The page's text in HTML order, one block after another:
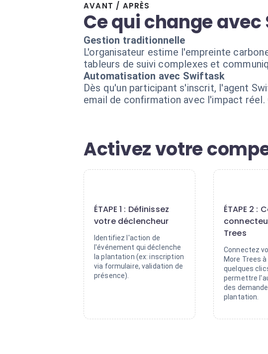
AVANT / APRÈS
Ce qui change
Gestion traditionnelle
L'organisateur estime l'empreinte
tableurs de suivi complexes et
Automatisation avec Swiftask
Dès qu'un participant s'inscrit, l'agent
email de confirmation avec l'impact
Activez votre
ÉTAPE 1 : Définissez
votre déclencheur
Identifiez l'action de
l'événement qui déclenche
la plantation (ex: inscription
via formulaire, validation de
présence).
ÉTAPE 2 :
Trees
Connectez
More Trees
quelques
permettre
des
plantation.